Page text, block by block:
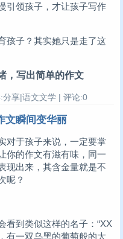
引领孩子，才让孩子写作
孩子？其实她只是走了这
，写出简单的作文
享|语文文学 | 评论:0
文瞬间变华丽
对于孩子来说，一定要掌
你的作文有滋有味，同一
现出来，其含金量就是不
呢？
看到类似这样的名子：“XX
有一双乌黑的葡萄般的大